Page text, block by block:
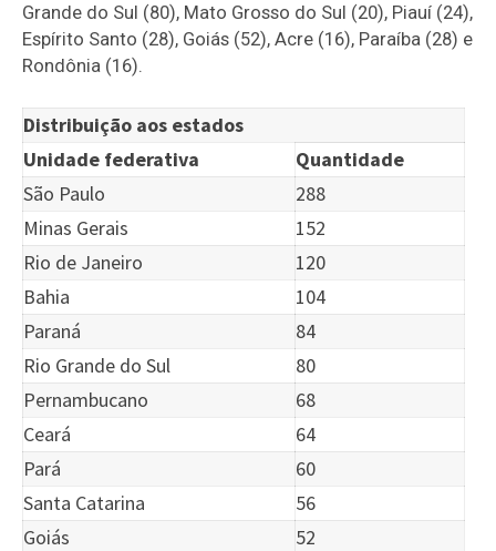
Grande do Sul (80), Mato Grosso do Sul (20), Piauí (24),
Espírito Santo (28), Goiás (52), Acre (16), Paraíba (28) e
Rondônia (16).
Distribuição aos estados
Unidade federativa
Quantidade
São Paulo
288
Minas Gerais
152
Rio de Janeiro
120
Bahia
104
Paraná
84
Rio Grande do Sul
80
Pernambucano
68
Ceará
64
Pará
60
Santa Catarina
56
Goiás
52